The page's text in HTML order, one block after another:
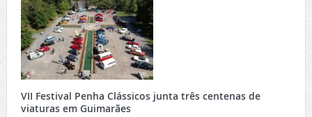
VII Festival Penha Clássicos junta três centenas de
viaturas em Guimarães